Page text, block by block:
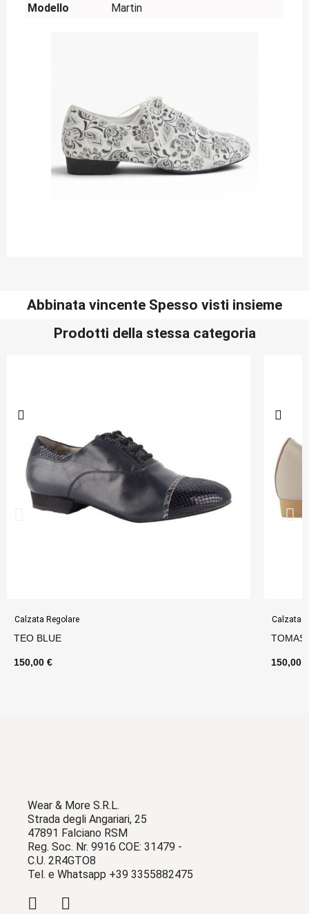
Modello
Martin
Abbinata vincente Spesso visti insieme
Prodotti della stessa categoria
Calzata Regolare
TEO BLUE
150,00 €
Calzata
TOMAS
150,00
Wear & More S.R.L.
Strada degli Angariari, 25
47891 Falciano RSM
Reg. Soc. Nr. 9916 COE: 31479 -
C.U. 2R4GTO8
Tel. e Whatsapp +39 3355882475